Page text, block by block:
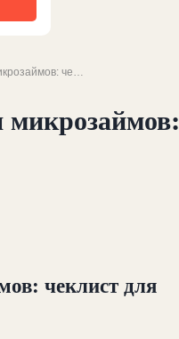
че…
микрозаймов:
чеклист для